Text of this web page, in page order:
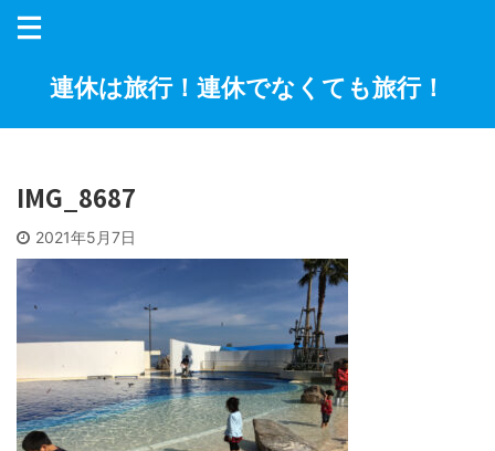
連休は旅行！連休でなくても旅行！
IMG_8687
2021年5月7日